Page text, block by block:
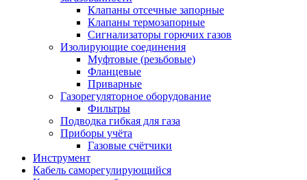
Клапаны отсечные запорные
Клапаны термозапорные
Сигнализаторы горючих газов
Изолирующие соединения
Муфтовые (резьбовые)
Фланцевые
Приварные
Газорегуляторное оборудование
Фильтры
Подводка гибкая для газа
Приборы учёта
Газовые счётчики
Инструмент
Кабель саморегулирующийся